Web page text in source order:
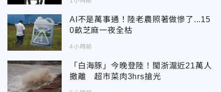
AI不是萬事通！陸老農照著做慘了...15
0畝芝麻一夜全枯
4小時前
「白海豚」今晚登陸！閩浙滬近21萬人
撤離 超市菜肉3hrs搶光